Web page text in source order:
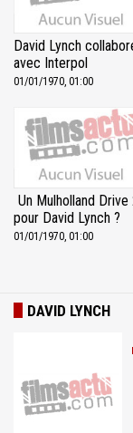
David Lynch
avec Interpol
01/01/1970, 01:00
Un Mulholland Drive
pour David Lynch ?
01/01/1970, 01:00
DAVID LYNCH